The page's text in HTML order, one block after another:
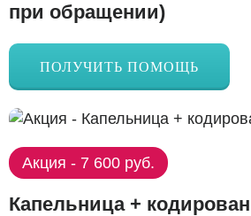
при обращении)
ПОЛУЧИТЬ ПОМОЩЬ
Акция - 7 600 руб.
Капельница +